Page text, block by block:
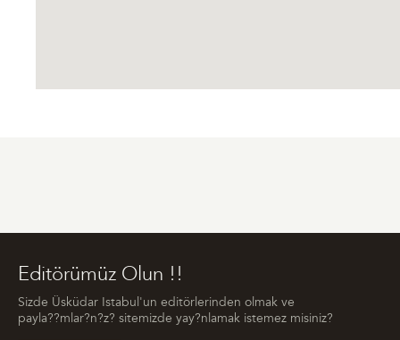
Editörümüz Olun !!
Sizde Üsküdar Istabul'un editörlerinden olmak ve
payla??mlar?n?z? sitemizde yay?nlamak istemez misiniz?